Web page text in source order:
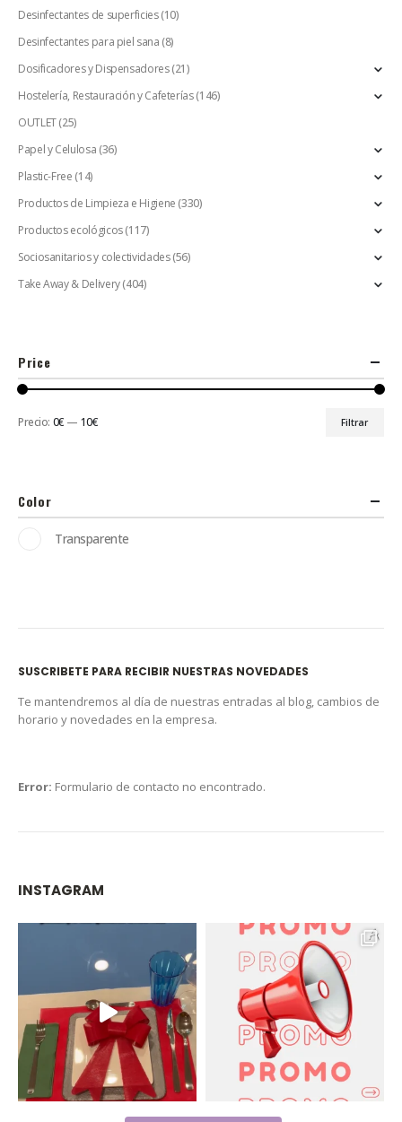
Desinfectantes de superficies (10)
Desinfectantes para piel sana (8)
Dosificadores y Dispensadores (21)
Hostelería, Restauración y Cafeterías(146)
OUTLET(25)
Papel y Celulosa (36)
Plastic-Free (14)
Productos de Limpieza e Higiene (330)
Productos ecológicos(117)
Sociosanitarios y colectividades (56)
Take Away & Delivery(404)
Price
Filtrar
Precio: 0€ — 10€
Color
Transparente
SUSCRIBETE PARA RECIBIR NUESTRAS NOVEDADES
Te mantendremos al día de nuestras entradas al blog, cambios de
horario y novedades en la empresa.
Error: Formulario de contacto no encontrado.
INSTAGRAM